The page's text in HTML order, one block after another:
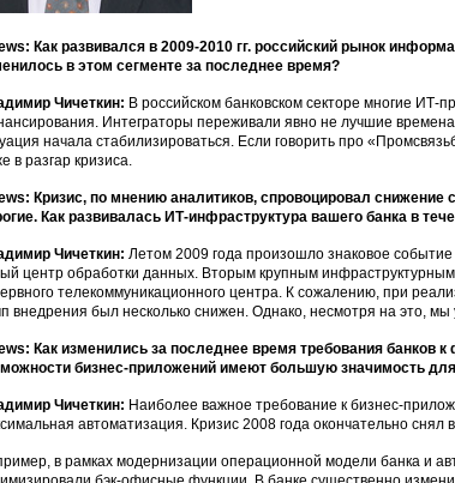
Как развивался в 2009-2010 гг. российский рынок
в этом сегменте за последнее время?
Чичеткин: В российском банковском секторе многие
Интеграторы переживали явно не лучшие времена
начала стабилизироваться. Если говорить про
в разгар кризиса.
Кризис, по мнению аналитиков, спровоцировал
Как развивалась ИТ-инфраструктура вашего банка в
Чичеткин: Летом 2009 года произошло знаковое
центр обработки данных. Вторым крупным
телекоммуникационного центра. К сожалению, при
внедрения был несколько снижен. Однако, несмотря на это,
Как изменились за последнее время требования банков
бизнес-приложений имеют большую значимость
Чичеткин: Наиболее важное требование к бизнес-
автоматизация. Кризис 2008 года окончательно снял
в рамках модернизации операционной модели банка и